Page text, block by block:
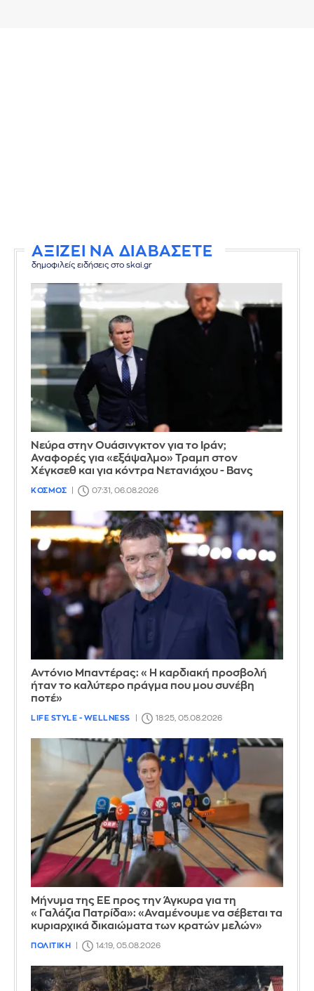
ΑΞΙΖΕΙ ΝΑ ΔΙΑΒΑΣΕΤΕ
δημοφιλείς ειδήσεις στο skai.gr
Νεύρα στην Ουάσινγκτον για το Ιράν;
Αναφορές για «εξάψαλμο» Τραμπ στον
Χέγκσεθ και για κόντρα Νετανιάχου - Βανς
ΚΟΣΜΟΣ 07:31, 06.08.2026
Αντόνιο Μπαντέρας: «Η καρδιακή προσβολή
ήταν το καλύτερο πράγμα που μου συνέβη
ποτέ»
LIFE STYLE - WELLNESS 18:25, 05.08.2026
Μήνυμα της ΕΕ προς την Άγκυρα για τη
«Γαλάζια Πατρίδα»: «Αναμένουμε να σέβεται τα
κυριαρχικά δικαιώματα των κρατών μελών»
ΠΟΛΙΤΙΚΗ 14:19, 05.08.2026